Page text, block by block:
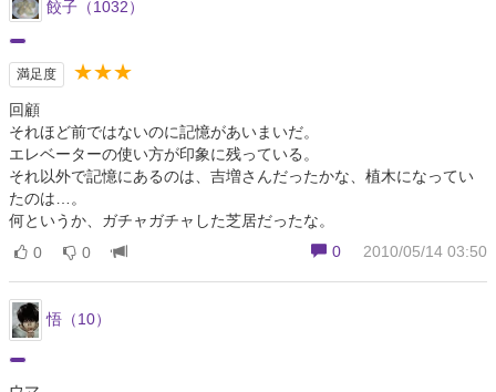
餃子（1032）
満足度 ★★★
回顧
それほど前ではないのに記憶があいまいだ。
エレベーターの使い方が印象に残っている。
それ以外で記憶にあるのは、吉増さんだったかな、植木になってい
たのは…。
何というか、ガチャガチャした芝居だったな。
0
2010/05/14 03:50
0 0
悟（10）